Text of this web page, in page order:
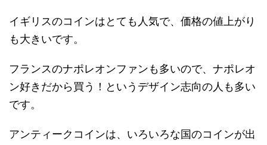
イギリスのコインはとても人気で、価格の値上がり
も大きいです。
フランスのナポレオンファンも多いので、ナポレオ
ン好きだから買う！というデザイン志向の人も多い
です。
アンティークコインは、いろいろな国のコインが出